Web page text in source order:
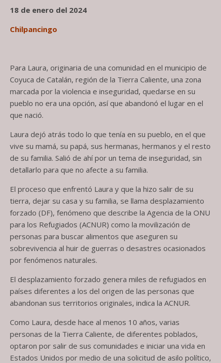
18 de enero del 2024
Chilpancingo
Para Laura, originaria de una comunidad en el municipio de
Coyuca de Catalán, región de la Tierra Caliente, una zona
marcada por la violencia e inseguridad, quedarse en su
pueblo no era una opción, así que abandonó el lugar en el
que nació.
Laura dejó atrás todo lo que tenía en su pueblo, en el que
vive su mamá, su papá, sus hermanas, hermanos y el resto
de su familia. Salió de ahí por un tema de inseguridad, sin
detallarlo para que no afecte a su familia.
El proceso que enfrentó Laura y que la hizo salir de su
tierra, dejar su casa y su familia, se llama desplazamiento
forzado (DF), fenómeno que describe la Agencia de la ONU
para los Refugiados (ACNUR) como la movilización de
personas para buscar alimentos que aseguren su
sobrevivencia al huir de guerras o desastres ocasionados
por fenómenos naturales.
El desplazamiento forzado genera miles de refugiados en
países diferentes a los del origen de las personas que
abandonan sus territorios originales, indica la ACNUR.
Como Laura, desde hace al menos 10 años, varias
personas de la Tierra Caliente, de diferentes poblados,
optaron por salir de sus comunidades e iniciar una vida en
Estados Unidos por medio de una solicitud de asilo político,